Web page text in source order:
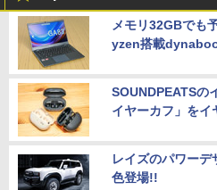
メモリ32GBでも
yzen搭載
SOUNDPEATSの
イヤーカフ」をイ
レイズのパワー
色登場!!